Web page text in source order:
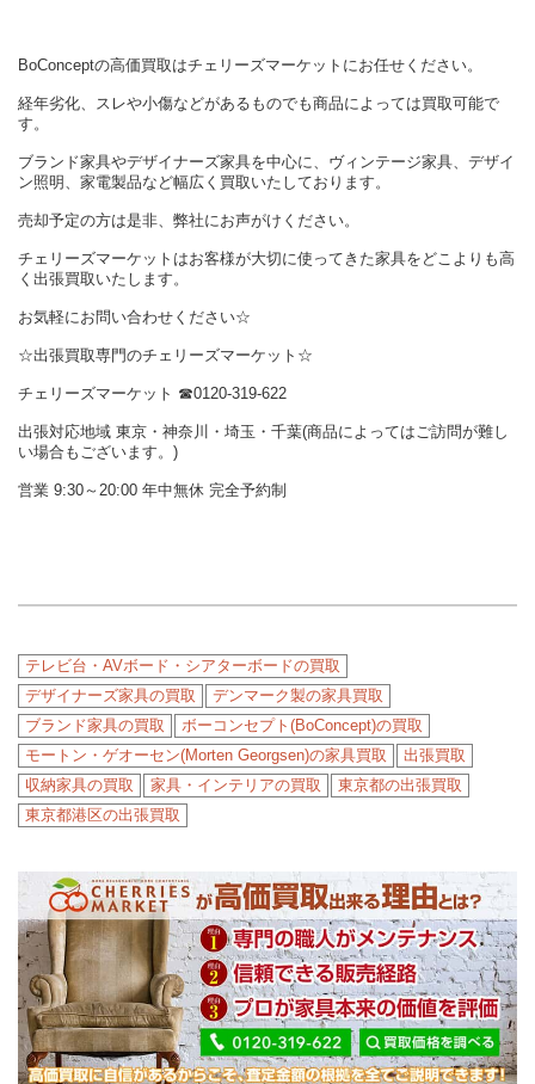
BoConceptの高価買取はチェリーズマーケットにお任せください。
経年劣化、スレや小傷などがあるものでも商品によっては買取可能で
す。
ブランド家具やデザイナーズ家具を中心に、ヴィンテージ家具、デザイ
ン照明、家電製品など幅広く買取いたしております。
売却予定の方は是非、弊社にお声がけください。
チェリーズマーケットはお客様が大切に使ってきた家具をどこよりも高
く出張買取いたします。
お気軽にお問い合わせください☆
☆出張買取専門のチェリーズマーケット☆
チェリーズマーケット ☎︎0120-319-622
出張対応地域 東京・神奈川・埼玉・千葉(商品によってはご訪問が難し
い場合もございます。)
営業 9:30～20:00 年中無休 完全予約制
テレビ台・AVボード・シアターボードの買取
デザイナーズ家具の買取
デンマーク製の家具買取
ブランド家具の買取
ボーコンセプト(BoConcept)の買取
モートン・ゲオーセン(Morten Georgsen)の家具買取
出張買取
収納家具の買取
家具・インテリアの買取
東京都の出張買取
東京都港区の出張買取